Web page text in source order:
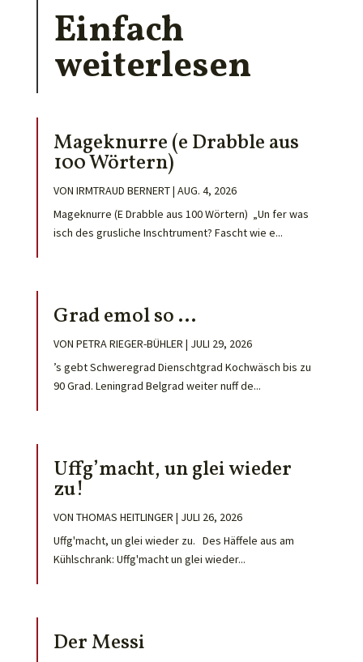
Einfach
weiterlesen
Mageknurre (e Drabble aus
100 Wörtern)
VON IRMTRAUD BERNERT| AUG. 4, 2026
Mageknurre (E Drabble aus 100 Wörtern) „Un fer was
isch des grusliche Inschtrument? Fascht wie e...
Grad emol so …
VON PETRA RIEGER-BÜHLER | JULI 29, 2026
’s gebt Schweregrad Dienschtgrad Kochwäsch bis zu
90 Grad. Leningrad Belgrad weiter nuff de...
Uffg’macht, un glei wieder
zu!
VON THOMAS HEITLINGER | JULI 26, 2026
Uffg'macht, un glei wieder zu. Des Häffele aus am
Kühlschrank: Uffg'macht un glei wieder...
Der Messi